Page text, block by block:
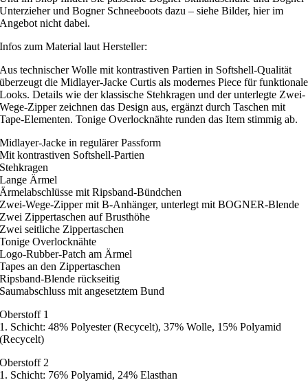
Unterzieher und Bogner Schneeboots dazu – siehe Bilder, hier im
Angebot nicht dabei.
Infos zum Material laut Hersteller:
Aus technischer Wolle mit kontrastiven Partien in Softshell-Qualität
überzeugt die Midlayer-Jacke Curtis als modernes Piece für funktionale
Looks. Details wie der klassische Stehkragen und der unterlegte Zwei-
Wege-Zipper zeichnen das Design aus, ergänzt durch Taschen mit
Tape-Elementen. Tonige Overlocknähte runden das Item stimmig ab.
Midlayer-Jacke in regulärer Passform
Mit kontrastiven Softshell-Partien
Stehkragen
Lange Ärmel
Ärmelabschlüsse mit Ripsband-Bündchen
Zwei-Wege-Zipper mit B-Anhänger, unterlegt mit BOGNER-Blende
Zwei Zippertaschen auf Brusthöhe
Zwei seitliche Zippertaschen
Tonige Overlocknähte
Logo-Rubber-Patch am Ärmel
Tapes an den Zippertaschen
Ripsband-Blende rückseitig
Saumabschluss mit angesetztem Bund
Oberstoff 1
1. Schicht: 48% Polyester (Recycelt), 37% Wolle, 15% Polyamid
(Recycelt)
Oberstoff 2
1. Schicht: 76% Polyamid, 24% Elasthan